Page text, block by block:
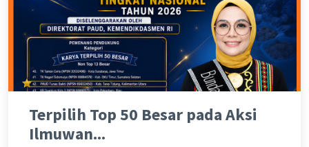
Terpilih Top 50 Besar pada Aksi
Ilmuwan...